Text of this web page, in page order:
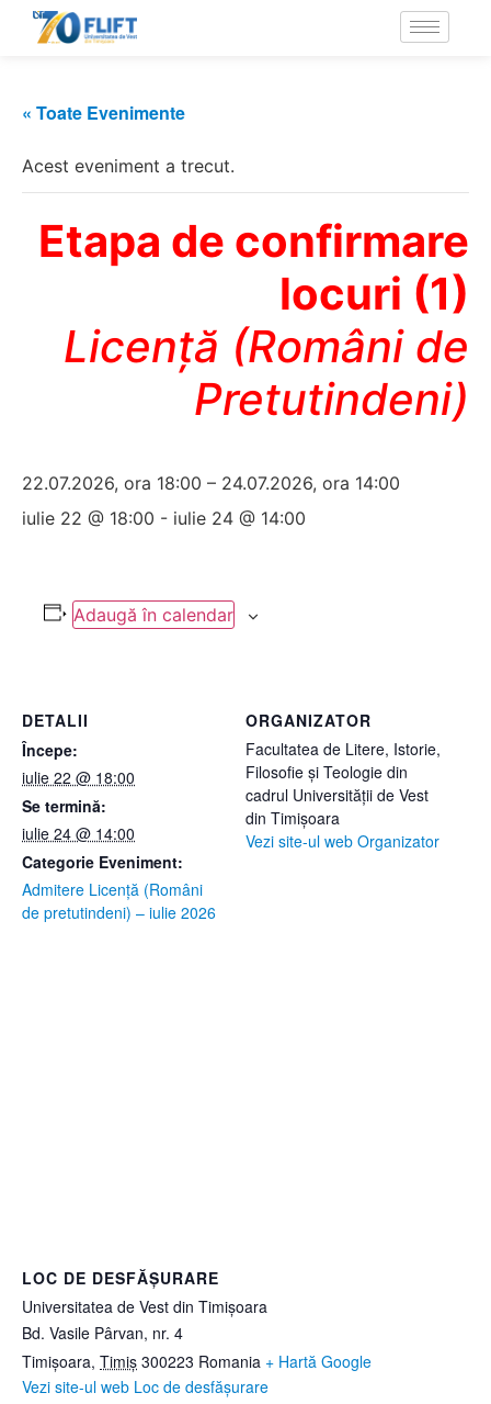
« Toate Evenimente
Acest eveniment a trecut.
Etapa de confirmare
locuri (1)
Licență (Români de
Pretutindeni)
22.07.2026, ora 18:00 – 24.07.2026, ora 14:00
iulie 22 @ 18:00 - iulie 24 @ 14:00
Adaugă în calendar
DETALII
Începe:
iulie 22 @ 18:00
Se termină:
iulie 24 @ 14:00
Categorie Eveniment:
Admitere Licență (Români
de pretutindeni) – iulie 2026
ORGANIZATOR
Facultatea de Litere, Istorie,
Filosofie și Teologie din
cadrul Universității de Vest
din Timișoara
Vezi site-ul web Organizator
LOC DE DESFĂȘURARE
Universitatea de Vest din Timișoara
Bd. Vasile Pârvan, nr. 4
Timișoara, Timiș 300223 Romania + Hartă Google
Vezi site-ul web Loc de desfășurare